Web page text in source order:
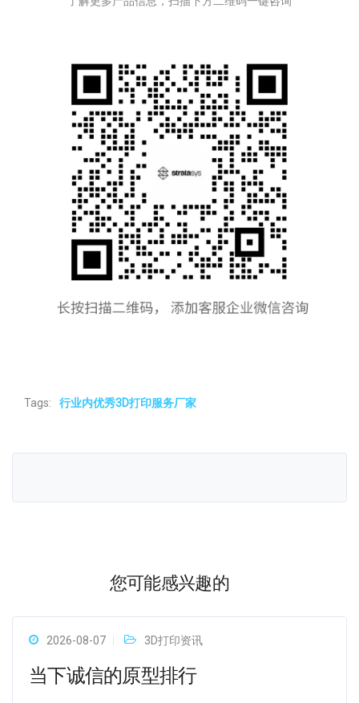
Tags: 行业内优秀3D打印服务厂家
您可能感兴趣的
2026-08-07 3D打印资讯
当下诚信的原型排行